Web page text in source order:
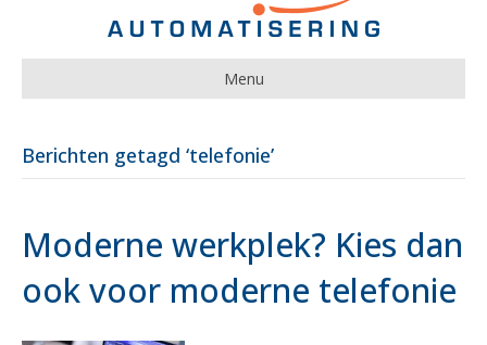
Menu
Berichten getagd ‘telefonie’
Moderne werkplek? Kies dan
ook voor moderne telefonie